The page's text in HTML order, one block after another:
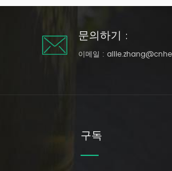
문의하기 :
이메일 :
구독